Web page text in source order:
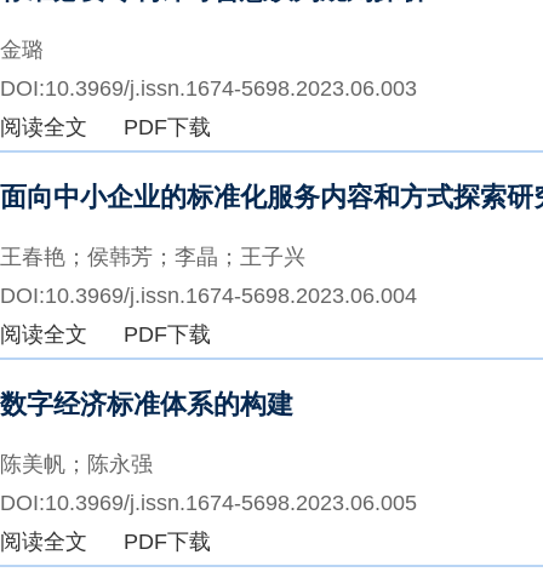
金璐
DOI:10.3969/j.issn.1674-5698.2023.06.003
阅读全文
PDF下载
面向中小企业的标准化服务内容和方式探索研
王春艳；侯韩芳；李晶；王子兴
DOI:10.3969/j.issn.1674-5698.2023.06.004
阅读全文
PDF下载
数字经济标准体系的构建
陈美帆；陈永强
DOI:10.3969/j.issn.1674-5698.2023.06.005
阅读全文
PDF下载